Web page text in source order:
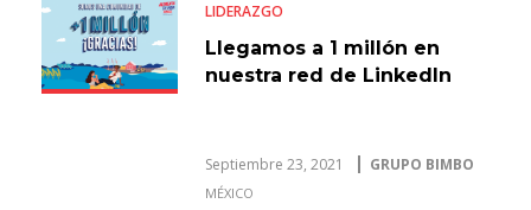
LIDERAZGO
Llegamos a 1 millón en
nuestra red de LinkedIn
Septiembre 23, 2021 GRUPO BIMBO
MÉXICO